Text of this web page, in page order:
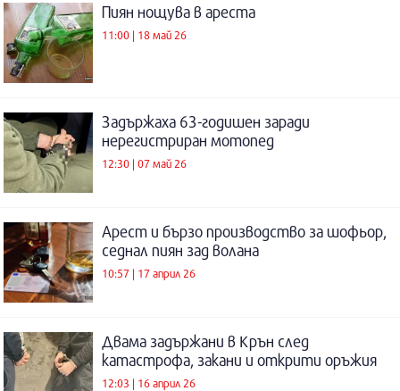
Пиян нощува в ареста
11:00 | 18 май 26
Задържаха 63-годишен заради
нерегистриран мотопед
12:30 | 07 май 26
Арест и бързо производство за шофьор,
седнал пиян зад волана
10:57 | 17 април 26
Двама задържани в Крън след
катастрофа, закани и открити оръжия
12:03 | 16 април 26